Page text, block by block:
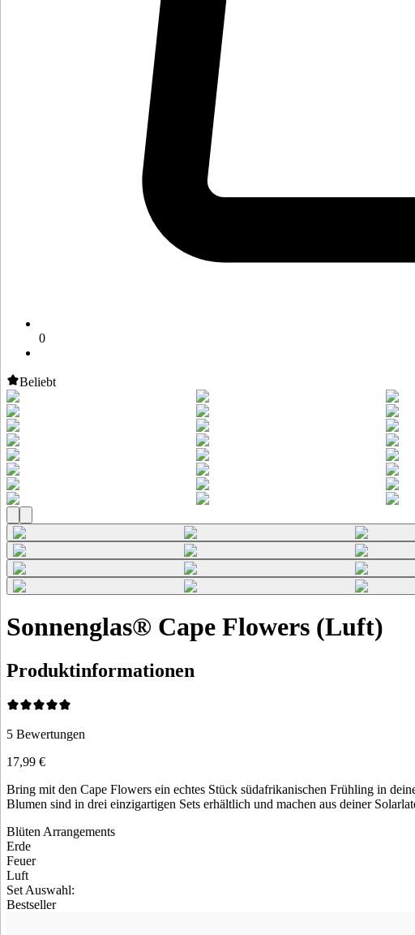
0
Beliebt
Sonnenglas® Cape Flowers (Luft)
Produktinformationen
5 Bewertungen
17,99 €
Bring mit den Cape Flowers ein echtes Stück südafrikanischen Frühling in
Blumen sind in drei einzigartigen Sets erhältlich und machen aus deiner
Blüten Arrangements
Erde
Feuer
Luft
Set Auswahl:
Bestseller